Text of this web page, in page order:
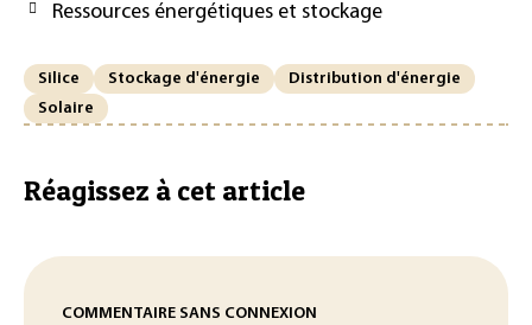
Ressources énergétiques et stockage
Silice Stockage d'énergie
Distribution d'énergie
Solaire
Réagissez à cet article
COMMENTAIRE SANS CONNEXION